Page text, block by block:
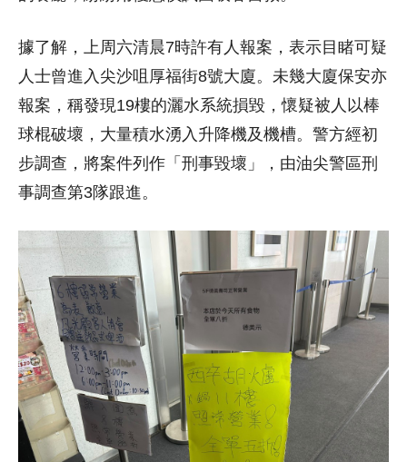
據了解，上周六清晨7時許有人報案，表示目睹可疑
人士曾進入尖沙咀厚福街8號大廈。未幾大廈保安亦
報案，稱發現19樓的灑水系統損毀，懷疑被人以棒
球棍破壞，大量積水湧入升降機及機槽。警方經初
步調查，將案件列作「刑事毀壞」，由油尖警區刑
事調查第3隊跟進。